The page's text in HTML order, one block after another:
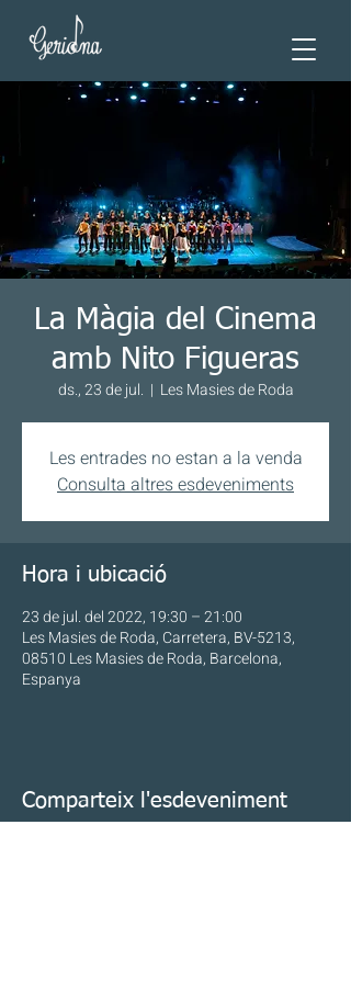
La Màgia del Cinema
amb Nito Figueras
ds., 23 de jul.
  |
Les Masies de Roda
Les entrades no estan a la venda
Consulta altres esdeveniments
Hora i ubicació
23 de jul. del 2022, 19:30 – 21:00
Les Masies de Roda, Carretera, BV-5213,
08510 Les Masies de Roda, Barcelona,
Espanya
Comparteix l'esdeveniment